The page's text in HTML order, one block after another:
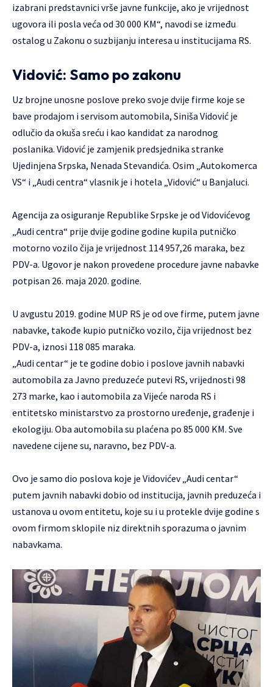
izabrani predstavnici vrše javne funkcije, ako je vrijednost
ugovora ili posla veća od 30 000 KM“, navodi se između
ostalog u Zakonu o suzbijanju interesa u institucijama RS.
Vidović: Samo po zakonu
Uz brojne unosne poslove preko svoje dvije firme koje se
bave prodajom i servisom automobila, Siniša Vidović je
odlučio da okuša sreću i kao kandidat za narodnog
poslanika. Vidović je zamjenik predsjednika stranke
Ujedinjena Srpska, Nenada Stevandića. Osim „Autokomerca
VS“ i „Audi centra“ vlasnik je i hotela „Vidović“ u Banjaluci.
Agencija za osiguranje Republike Srpske je od Vidovićevog
„Audi centra“ prije dvije godine godine kupila putničko
motorno vozilo čija je vrijednost 114 957,26 maraka, bez
PDV-a. Ugovor je nakon provedene procedure javne nabavke
potpisan 26. maja 2020. godine.
U avgustu 2019. godine MUP RS je od ove firme, putem javne
nabavke, takođe kupio putničko vozilo, čija vrijednost bez
PDV-a, iznosi 118 085 maraka.
„Audi centar“ je te godine dobio i poslove javnih nabavki
automobila za Javno preduzeće putevi RS, vrijednosti 98
273 marke, kao i automobila za Vijeće naroda RS i
entitetsko ministarstvo za prostorno uređenje, građenje i
ekologiju. Oba automobila su plaćena po 85 000 KM. Sve
navedene cijene su, naravno, bez PDV-a.
Ovo je samo dio poslova koje je Vidovićev „Audi centar“
putem javnih nabavki dobio od institucija, javnih preduzeća i
ustanova u ovom entitetu, koje su i u protekle dvije godine s
ovom firmom sklopile niz direktnih sporazuma o javnim
nabavkama.